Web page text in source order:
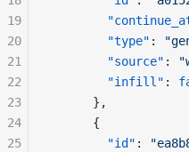
"type" :
"source" :
"infill" :
      },
      {
"id" :
19
20
21
22
23
24
25